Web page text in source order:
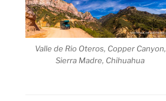
Valle de Rio Oteros, Copper Canyon,
Sierra Madre, Chihuahua